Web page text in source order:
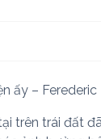
ấy – Ferederic
trên trái đất